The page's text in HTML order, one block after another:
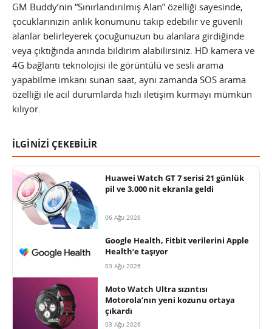
GM Buddy’nin “Sınırlandırılmış Alan” özelliği sayesinde,
çocuklarınızın anlık konumunu takip edebilir ve güvenli
alanlar belirleyerek çocuğunuzun bu alanlara girdiğinde
veya çıktığında anında bildirim alabilirsiniz. HD kamera ve
4G bağlantı teknolojisi ile görüntülü ve sesli arama
yapabilme imkanı sunan saat, aynı zamanda SOS arama
özelliği ile acil durumlarda hızlı iletişim kurmayı mümkün
kılıyor.
İLGİNİZİ ÇEKEBİLİR
Huawei Watch GT 7 serisi 21 günlük
pil ve 3.000 nit ekranla geldi
06 Ağu 2026
Google Health, Fitbit verilerini Apple
Health’e taşıyor
03 Ağu 2026
Moto Watch Ultra sızıntısı
Motorola’nın yeni kozunu ortaya
çıkardı
03 Ağu 2026